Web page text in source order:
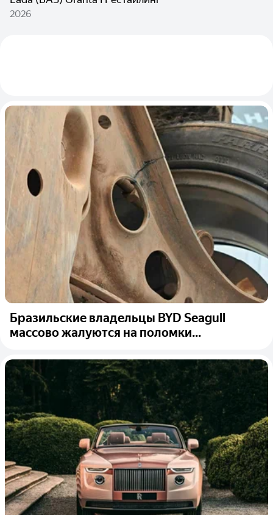
2026
Бразильские владельцы BYD Seagull
массово жалуются на поломки...